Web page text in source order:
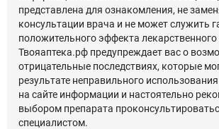
представлена для ознакомления, не
консультации врача и не может служить
положительного эффекта лекарственного
Твояаптека.рф предупреждает вас о
отрицательные последствиях, которые
результате неправильного
на сайте информации и настоятельно
выбором препарата
специалистом.